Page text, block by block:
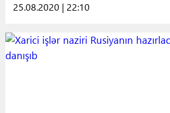
25.08.2020 | 22:10